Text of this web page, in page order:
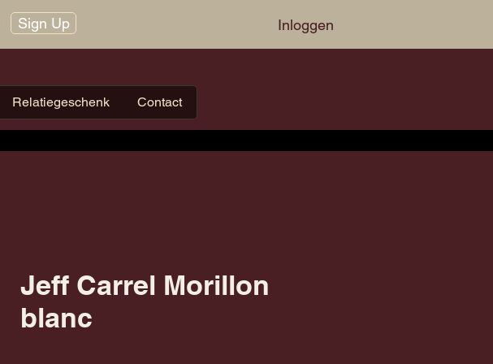
Sign Up Inloggen
Relatiegeschenk Contact
Jeff Carrel Morillon
blanc